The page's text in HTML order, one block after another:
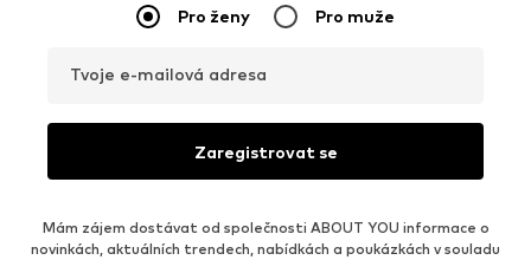
Pro ženy Pro muže
Tvoje e-mailová adresa
Zaregistrovat se
Mám zájem dostávat od společnosti ABOUT YOU informace o
novinkách, aktuálních trendech, nabídkách a poukázkách v souladu